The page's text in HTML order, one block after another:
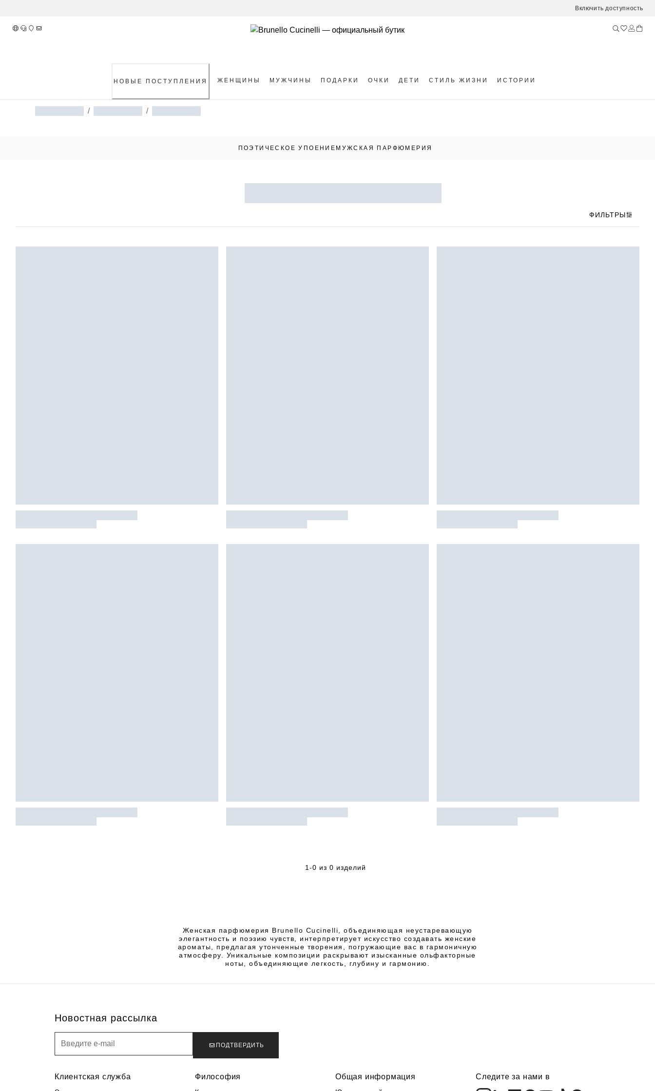
Включить доступность
НОВЫЕ ПОСТУПЛЕНИЯ ЖЕНЩИНЫ МУЖЧИНЫ ПОДАРКИ ОЧКИ ДЕТИ СТИЛЬ ЖИЗНИ ИСТОРИИ
/ /
ПОЭТИЧЕСКОЕ УПОЕНИЕ МУЖСКАЯ ПАРФЮМЕРИЯ
ФИЛЬТРЫ
1-0 из 0 изделий
Женская парфюмерия Brunello Cucinelli, объединяющая неустаревающую
элегантность и поэзию чувств, интерпретирует искусство создавать женские
ароматы, предлагая утонченные творения, погружающие вас в гармоничную
атмосферу. Уникальные композиции раскрывают изысканные ольфакторные
ноты, объединяющие легкость, глубину и гармонию.
Новостная рассылка
ПОДТВЕРДИТЬ
Клиентская служба Философия Общая информация Следите за нами в